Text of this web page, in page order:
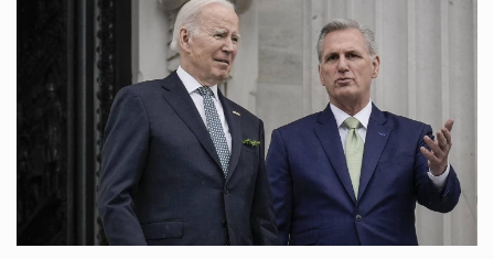
O Senado dos Estados Unidos aprovou, no dia 7 de…
Legislação, renomeada em homenagem ao falecido senador Lindsey Graham, foi…